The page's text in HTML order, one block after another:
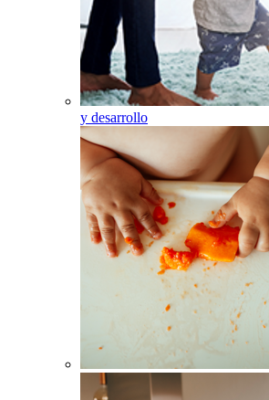
y desarrollo